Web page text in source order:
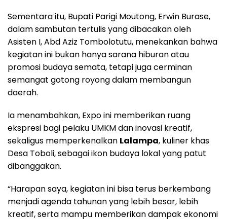
Sementara itu, Bupati Parigi Moutong, Erwin Burase,
dalam sambutan tertulis yang dibacakan oleh
Asisten I, Abd Aziz Tombolotutu, menekankan bahwa
kegiatan ini bukan hanya sarana hiburan atau
promosi budaya semata, tetapi juga cerminan
semangat gotong royong dalam membangun
daerah.
Ia menambahkan, Expo ini memberikan ruang
ekspresi bagi pelaku UMKM dan inovasi kreatif,
sekaligus memperkenalkan Lalampa, kuliner khas
Desa Toboli, sebagai ikon budaya lokal yang patut
dibanggakan.
“Harapan saya, kegiatan ini bisa terus berkembang
menjadi agenda tahunan yang lebih besar, lebih
kreatif, serta mampu memberikan dampak ekonomi